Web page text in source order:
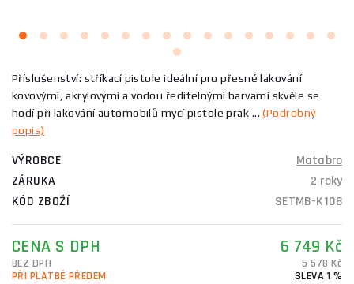
Příslušenství: stříkací pistole ideální pro přesné lakování
kovovými, akrylovými a vodou ředitelnými barvami skvěle se
hodí při lakování automobilů mycí pistole prak ...(Podrobný
popis)
VÝROBCE
Matabro
ZÁRUKA
2 roky
KÓD ZBOŽÍ
SETMB-K108
CENA S DPH 6 749 Kč
BEZ DPH
5 578 Kč
PŘI PLATBĚ PŘEDEM
SLEVA 1 %